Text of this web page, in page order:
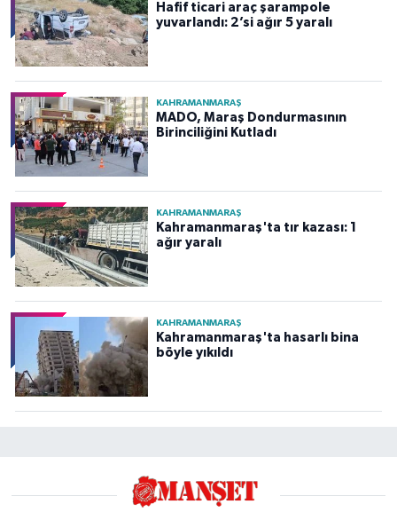
Hafif ticari araç şarampole
yuvarlandı: 2’si ağır 5 yaralı
KAHRAMANMARAŞ
MADO, Maraş Dondurmasının
Birinciliğini Kutladı
KAHRAMANMARAŞ
Kahramanmaraş'ta tır kazası: 1
ağır yaralı
KAHRAMANMARAŞ
Kahramanmaraş'ta hasarlı bina
böyle yıkıldı